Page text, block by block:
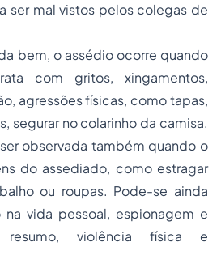
ser mal vistos pelos colegas de
bem, o assédio ocorre quando
com gritos, xingamentos,
agressões físicas, como tapas,
segurar no colarinho da camisa.
observada também quando o
do assediado, como estragar
ou roupas. Pode-se ainda
na vida pessoal, espionagem e
resumo, violência física e